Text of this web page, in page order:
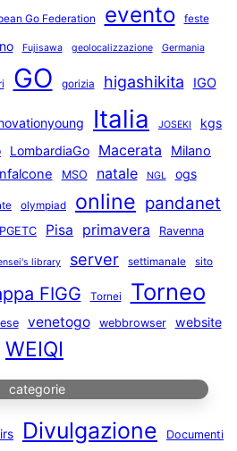
Go Federation evento feste
Fujisawa geolocalizzazione Germania
GO gorizia higashikita IGO
Italia JOSEKI kgs
LombardiaGo Macerata Milano
MSO natale NGL ogs
olympiad online pandanet
PGETC Pisa primavera Ravenna
library server settimanale sito
FIGG Tornei Torneo
venetogo webbrowser website
WEIQI
categorie
Divulgazione Documenti